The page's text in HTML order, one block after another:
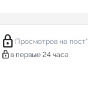
lock Просмотров на пост*
lock в первые 24 часа